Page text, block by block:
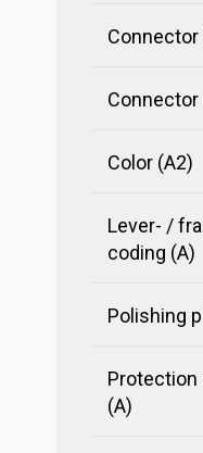
Connector
Connector
Color (A2)
Lever- /
coding (A)
Polishing
Protection
(A)